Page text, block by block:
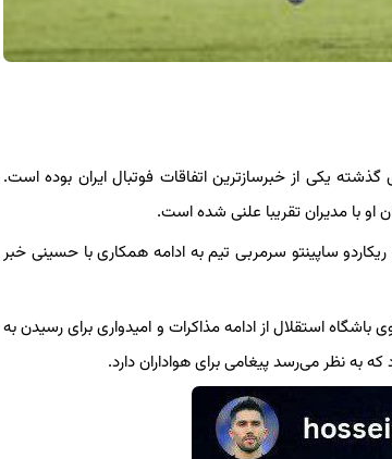
یکی از خبرسازترین اتفاقات فوتبال ایران بوده است.
او با مدیران تقریبا علنی شده است.
ساپینتو سرمربی تیم به ادامه همکاری با حسینی خبر
باشگاه استقلال از ادامه مذاکرات و امیدواری برای رسیدن به
نظر می‌رسد پیغامی برای هواداران دارد.